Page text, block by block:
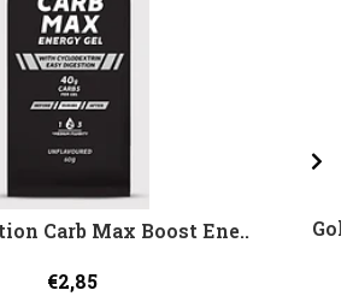
Carb Max Boost Ene..
€2,85